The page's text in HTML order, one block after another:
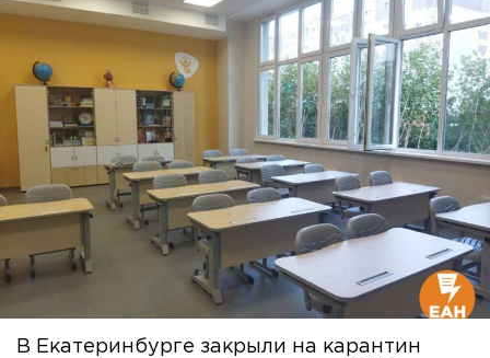
В Екатеринбурге закрыли на карантин